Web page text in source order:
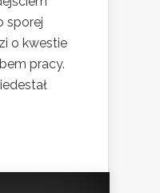
sporej
o kwestie
pracy.